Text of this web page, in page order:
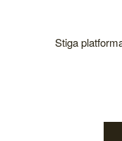
Stiga